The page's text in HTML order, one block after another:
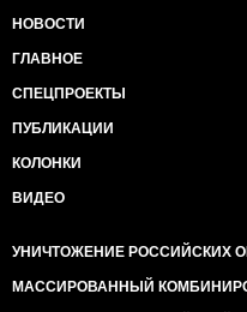
НОВОСТИ
ГЛАВНОЕ
СПЕЦПРОЕКТЫ
ПУБЛИКАЦИИ
КОЛОНКИ
ВИДЕО
УНИЧТОЖЕНИЕ РОССИЙСКИХ
МАССИРОВАННЫЙ